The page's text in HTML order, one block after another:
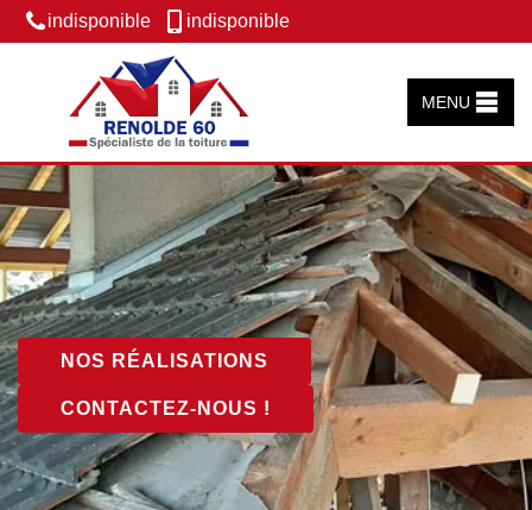
indisponible indisponible
MENU
NOS RÉALISATIONS
CONTACTEZ-NOUS !